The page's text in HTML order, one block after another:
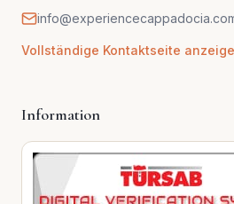
Vollständige Kontaktseite
Information